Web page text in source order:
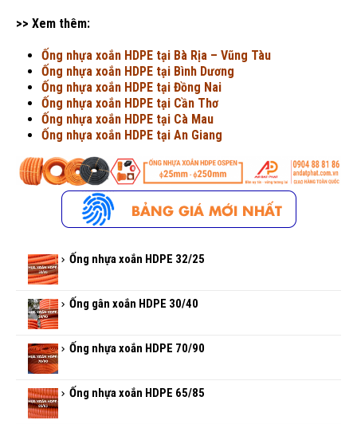
>> Xem thêm:
Ống nhựa xoắn HDPE tại Bà Rịa – Vũng Tàu
Ống nhựa xoắn HDPE tại Bình Dương
Ống nhựa xoắn HDPE tại Đồng Nai
Ống nhựa xoắn HDPE tại Cần Thơ
Ống nhựa xoắn HDPE tại Cà Mau
Ống nhựa xoắn HDPE tại An Giang
Ống nhựa xoắn HDPE 32/25
Ống gân xoắn HDPE 30/40
Ống nhựa xoắn HDPE 70/90
Ống nhựa xoắn HDPE 65/85